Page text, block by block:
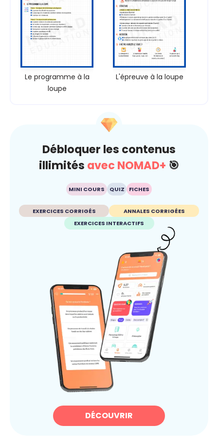
Le programme à la
loupe
L'épreuve à la loupe
Débloquer les contenus
illimités avec NOMAD+ 🎯
MINI COURS QUIZ FICHES
EXERCICES CORRIGÉS
ANNALES CORRIGÉES
EXERCICES INTERACTIFS
DÉCOUVRIR